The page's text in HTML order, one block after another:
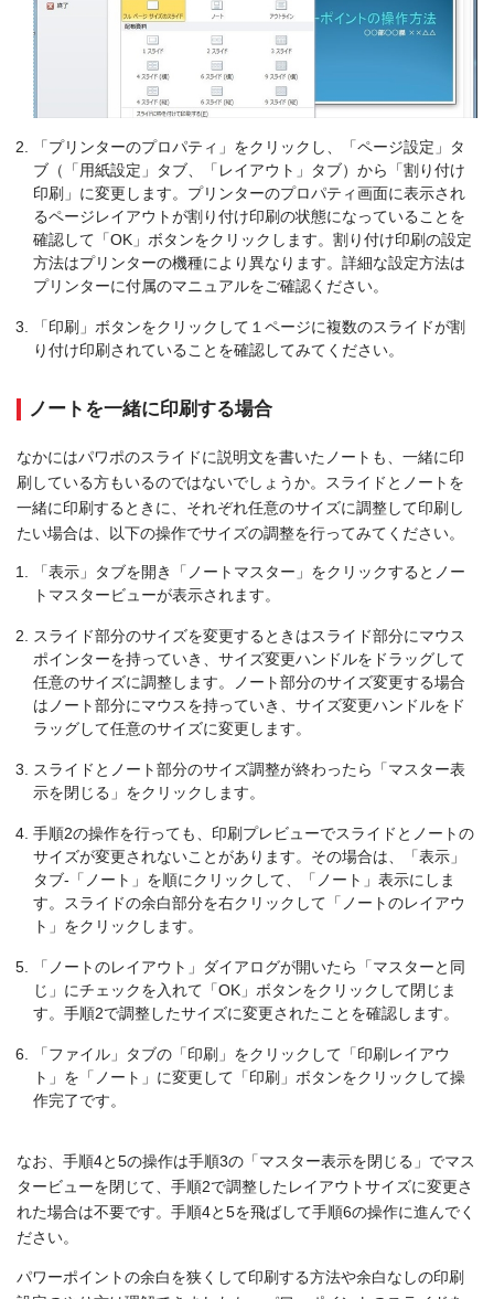
「プリンターのプロパティ」をクリックし、「ページ設定」タ
ブ（「用紙設定」タブ、「レイアウト」タブ）から「割り付け
印刷」に変更します。プリンターのプロパティ画面に表示され
るページレイアウトが割り付け印刷の状態になっていることを
確認して「OK」ボタンをクリックします。割り付け印刷の設定
方法はプリンターの機種により異なります。詳細な設定方法は
プリンターに付属のマニュアルをご確認ください。
「印刷」ボタンをクリックして１ページに複数のスライドが割
り付け印刷されていることを確認してみてください。
ノートを一緒に印刷する場合
なかにはパワポのスライドに説明文を書いたノートも、一緒に印
刷している方もいるのではないでしょうか。スライドとノートを
一緒に印刷するときに、それぞれ任意のサイズに調整して印刷し
たい場合は、以下の操作でサイズの調整を行ってみてください。
「表示」タブを開き「ノートマスター」をクリックするとノー
トマスタービューが表示されます。
スライド部分のサイズを変更するときはスライド部分にマウス
ポインターを持っていき、サイズ変更ハンドルをドラッグして
任意のサイズに調整します。ノート部分のサイズ変更する場合
はノート部分にマウスを持っていき、サイズ変更ハンドルをド
ラッグして任意のサイズに変更します。
スライドとノート部分のサイズ調整が終わったら「マスター表
示を閉じる」をクリックします。
手順2の操作を行っても、印刷プレビューでスライドとノートの
サイズが変更されないことがあります。その場合は、「表示」
タブ-「ノート」を順にクリックして、「ノート」表示にしま
す。スライドの余白部分を右クリックして「ノートのレイアウ
ト」をクリックします。
「ノートのレイアウト」ダイアログが開いたら「マスターと同
じ」にチェックを入れて「OK」ボタンをクリックして閉じま
す。手順2で調整したサイズに変更されたことを確認します。
「ファイル」タブの「印刷」をクリックして「印刷レイアウ
ト」を「ノート」に変更して「印刷」ボタンをクリックして操
作完了です。
なお、手順4と5の操作は手順3の「マスター表示を閉じる」でマス
タービューを閉じて、手順2で調整したレイアウトサイズに変更さ
れた場合は不要です。手順4と5を飛ばして手順6の操作に進んでく
ださい。
パワーポイントの余白を狭くして印刷する方法や余白なしの印刷